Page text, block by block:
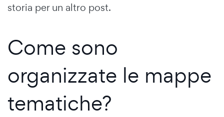
storia per un altro post.
Come sono
organizzate le mappe
tematiche?